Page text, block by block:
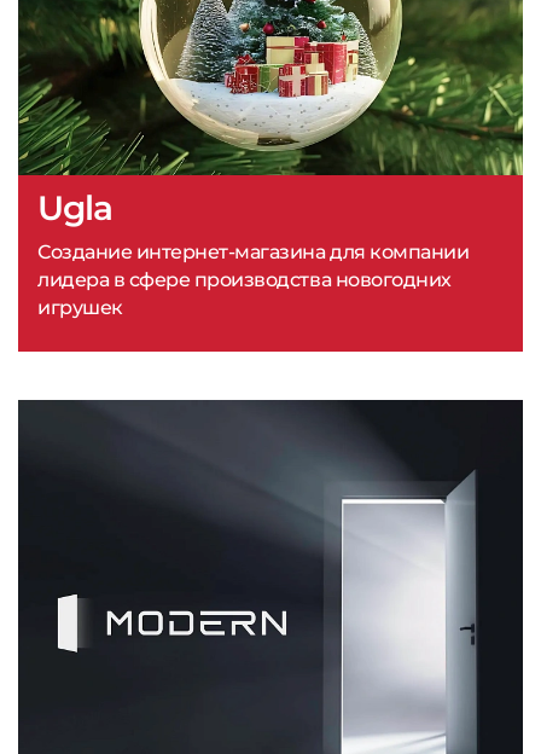
Ugla
Создание интернет-магазина для компании
лидера в сфере производства новогодних
игрушек